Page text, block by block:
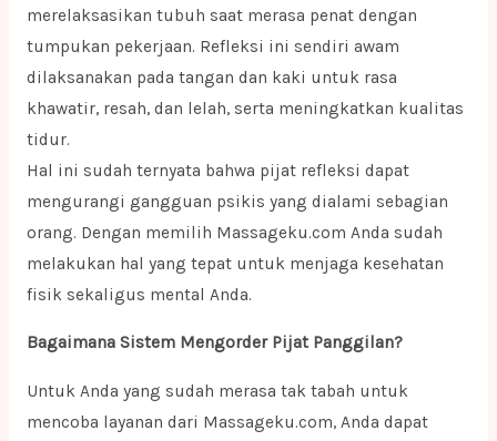
merelaksasikan tubuh saat merasa penat dengan
tumpukan pekerjaan. Refleksi ini sendiri awam
dilaksanakan pada tangan dan kaki untuk rasa
khawatir, resah, dan lelah, serta meningkatkan kualitas
tidur.
Hal ini sudah ternyata bahwa pijat refleksi dapat
mengurangi gangguan psikis yang dialami sebagian
orang. Dengan memilih Massageku.com Anda sudah
melakukan hal yang tepat untuk menjaga kesehatan
fisik sekaligus mental Anda.
Bagaimana Sistem Mengorder Pijat Panggilan?
Untuk Anda yang sudah merasa tak tabah untuk
mencoba layanan dari Massageku.com, Anda dapat